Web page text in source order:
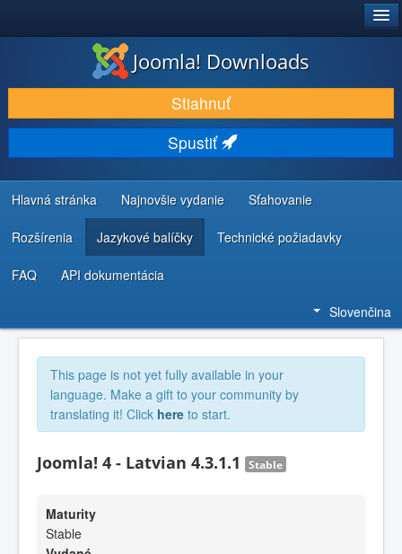
STIAHNUŤ & ROZŠÍRIŤ
OBJAVUJTE & UČTE SA
KOMUNITA & PODPORA
ZDROJE INFORMÁCIÍ PRE VÝVOJÁROV
Joomla! Downloads
Stiahnuť
Spustiť
Hlavná stránka Najnovšie vydanie Sťahovanie
Rozšírenia Jazykové balíčky Technické požiadavky
FAQ API dokumentácia
Slovenčina
This page is not yet fully available in your
language. Make a gift to your community by
translating it! Click here to start.
Joomla! 4 - Latvian 4.3.1.1 Stable
Maturity
Stable